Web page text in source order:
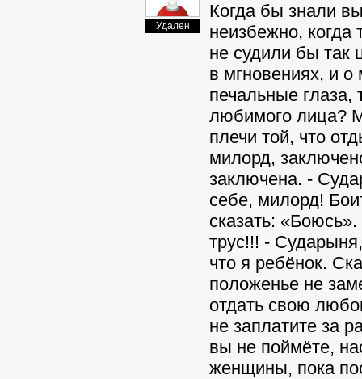
Удален
Когда бы знали
неизбежно,
не судили бы так
в мгновениях, и о
печальные
любимого лица?
плечи той, что
милорд,
заключена. -
себе, милорд!
сказать:
трус!!! -
что я ребёнок.
положенье не
отдать свою
не заплатите за
вы не поймёте,
женщины, пока